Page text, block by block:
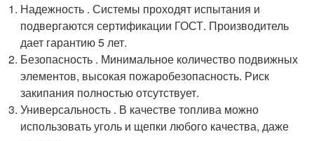
Надежность . Системы проходят испытания и
подвергаются сертификации ГОСТ. Производитель
дает гарантию 5 лет.
Безопасность . Минимальное количество подвижных
элементов, высокая пожаробезопасность. Риск
закипания полностью отсутствует.
Универсальность . В качестве топлива можно
использовать уголь и щепки любого качества, даже